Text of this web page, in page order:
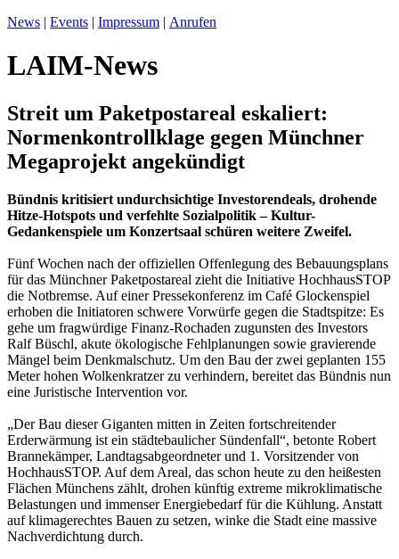
News | Events | Impressum | Anrufen
LAIM-News
Streit um Paketpostareal eskaliert:
Normenkontrollklage gegen Münchner
Megaprojekt angekündigt
Bündnis kritisiert undurchsichtige Investorendeals, drohende
Hitze-Hotspots und verfehlte Sozialpolitik – Kultur-
Gedankenspiele um Konzertsaal schüren weitere Zweifel.
Fünf Wochen nach der offiziellen Offenlegung des Bebauungsplans
für das Münchner Paketpostareal zieht die Initiative HochhausSTOP
die Notbremse. Auf einer Pressekonferenz im Café Glockenspiel
erhoben die Initiatoren schwere Vorwürfe gegen die Stadtspitze: Es
gehe um fragwürdige Finanz-Rochaden zugunsten des Investors
Ralf Büschl, akute ökologische Fehlplanungen sowie gravierende
Mängel beim Denkmalschutz. Um den Bau der zwei geplanten 155
Meter hohen Wolkenkratzer zu verhindern, bereitet das Bündnis nun
eine Juristische Intervention vor.
„Der Bau dieser Giganten mitten in Zeiten fortschreitender
Erderwärmung ist ein städtebaulicher Sündenfall“, betonte Robert
Brannekämper, Landtagsabgeordneter und 1. Vorsitzender von
HochhausSTOP. Auf dem Areal, das schon heute zu den heißesten
Flächen Münchens zählt, drohen künftig extreme mikroklimatische
Belastungen und immenser Energiebedarf für die Kühlung. Anstatt
auf klimagerechtes Bauen zu setzen, winke die Stadt eine massive
Nachverdichtung durch.